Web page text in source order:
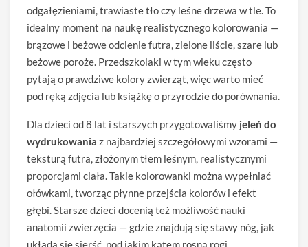
odgałęzieniami, trawiaste tło czy leśne drzewa w tle. To
idealny moment na naukę realistycznego kolorowania —
brązowe i beżowe odcienie futra, zielone liście, szare lub
beżowe poroże. Przedszkolaki w tym wieku często
pytają o prawdziwe kolory zwierząt, więc warto mieć
pod ręką zdjęcia lub książkę o przyrodzie do porównania.
Dla dzieci od 8 lat i starszych przygotowaliśmy jeleń do
wydrukowania z najbardziej szczegółowymi wzorami —
teksturą futra, złożonym tłem leśnym, realistycznymi
proporcjami ciała. Takie kolorowanki można wypełniać
ołówkami, tworząc płynne przejścia kolorów i efekt
głębi. Starsze dzieci docenią też możliwość nauki
anatomii zwierzęcia — gdzie znajdują się stawy nóg, jak
układa się sierść, pod jakim kątem rosną rogi.